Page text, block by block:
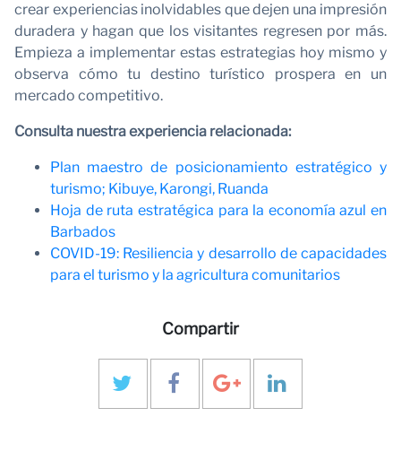
crear experiencias inolvidables que dejen una impresión
duradera y hagan que los visitantes regresen por más.
Empieza a implementar estas estrategias hoy mismo y
observa cómo tu destino turístico prospera en un
mercado competitivo.
Consulta nuestra experiencia relacionada:
Plan maestro de posicionamiento estratégico y
turismo; Kibuye, Karongi, Ruanda
Hoja de ruta estratégica para la economía azul en
Barbados
COVID-19: Resiliencia y desarrollo de capacidades
para el turismo y la agricultura comunitarios
Compartir